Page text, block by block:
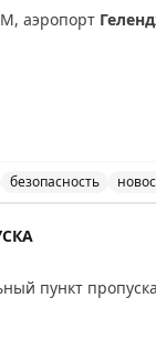
аэропорт
безопасность
пункт